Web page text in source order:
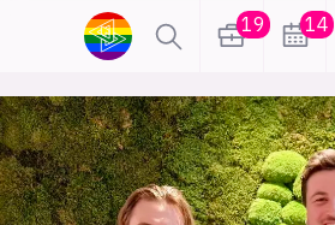
19 14
lønn
karriere